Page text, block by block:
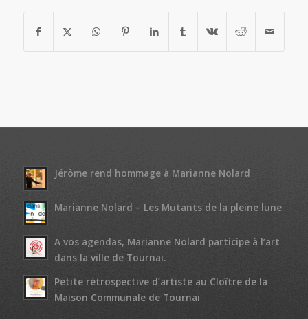
Jérôme rend hommage à Marianne Nolard
Marianne Nolard – Les Mutants de la pleine lune
A vos agendas, Marianne Nolard participe à l’art
dans la ville de Tournai.
Petite rétrospective d’artiste au Cloître de la
Maison Communale de Tournai